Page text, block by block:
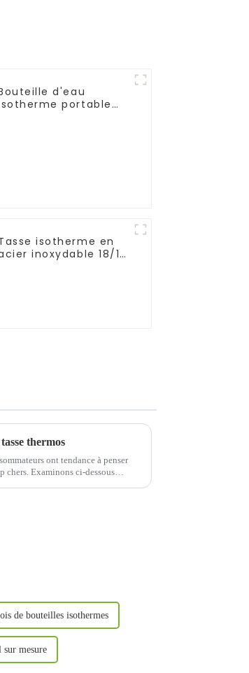
d'eau
portable
isotherme en
inoxydable 18/10
thermos
ont tendance à penser
chers. Examinons ci-dessous
de bouteilles isothermes
sur mesure